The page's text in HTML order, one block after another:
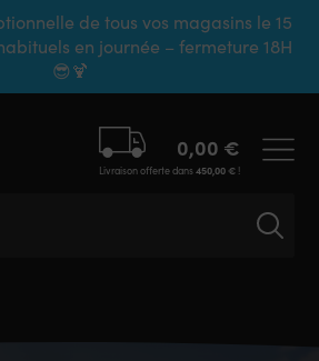
de tous vos magasins le 15
en journée – fermeture 18H
😎🍹
0,00 €
Livraison offerte dans450,00 €!
cookies